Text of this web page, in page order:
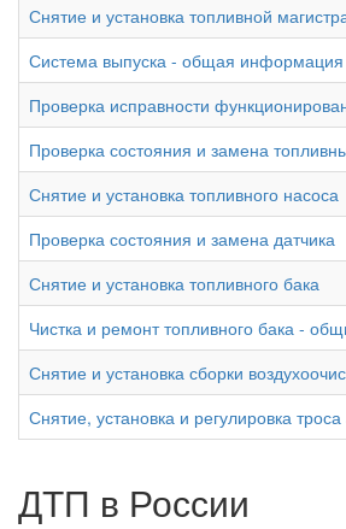
Снятие и установка топливной
Система выпуска - общая информация
Проверка исправности
Проверка состояния и замена
Снятие и установка топливного насоса
Проверка состояния и замена датчика
Снятие и установка топливного бака
Чистка и ремонт топливного бака -
Снятие и установка сборки
Снятие, установка и регулировка
ДТП в России